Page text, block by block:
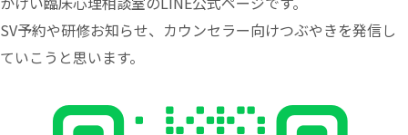
SV予約や研修お知らせ、カウンセラー向けつぶやきを発信し
ていこうと思います。